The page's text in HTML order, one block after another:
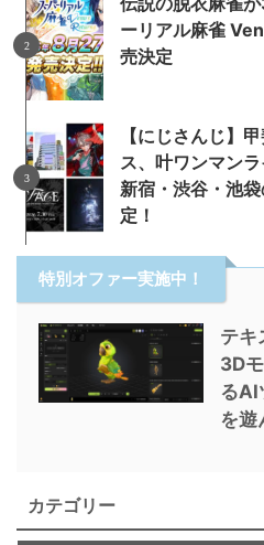
ーリアル麻雀
売決定
【にじさんじ】
ス、叶ワンマン
新宿・渋谷・池
定！
特別オファー実施中！
テキ
3D
るAI
を遊
カテゴリー